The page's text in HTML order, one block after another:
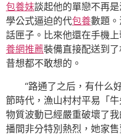
包養妹談起他的單戀不再
學公式逼迫的代包養數題
話匣子。比來他還在手機
養網推薦裝備直接配送到
昔想都不敢想的。
“路通了之后，有什么
節時代，漁山村村平易「
物質波動已經嚴重破壞了
播間非分特別熱烈，她家